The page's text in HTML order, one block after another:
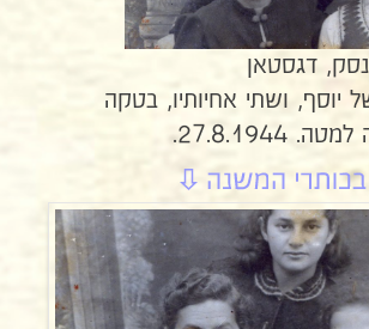
דגסטאן
יוסף, ושתי אחיותיו, בטקה